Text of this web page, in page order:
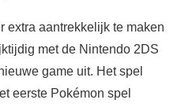
extra aantrekkelijk te maken
met de Nintendo 2DS
game uit. Het spel
eerste Pokémon spel